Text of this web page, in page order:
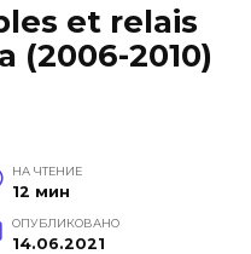
et relais
(2006-2010)
НА ЧТЕНИЕ
12 мин
ОПУБЛИКОВАНО
14.06.2021